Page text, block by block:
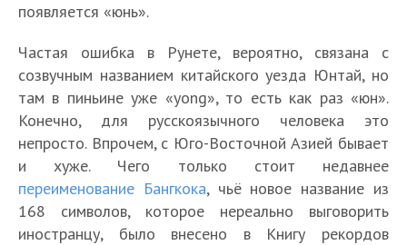
появляется «юнь».
Частая ошибка в Рунете, вероятно, связана с
созвучным названием китайского уезда Юнтай, но
там в пиньине уже «yong», то есть как раз «юн».
Конечно, для русскоязычного человека это
непросто. Впрочем, с Юго-Восточной Азией бывает
и хуже. Чего только стоит недавнее
переименование Бангкока, чьё новое название из
168 символов, которое нереально выговорить
иностранцу, было внесено в Книгу рекордов